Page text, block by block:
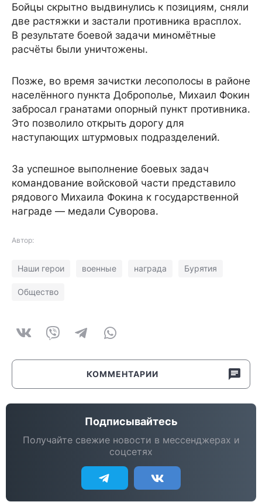
Бойцы скрытно выдвинулись к позициям, сняли
две растяжки и застали противника врасплох.
В результате боевой задачи миномётные
расчёты были уничтожены.
Позже, во время зачистки лесополосы в районе
населённого пункта Доброполье, Михаил Фокин
забросал гранатами опорный пункт противника.
Это позволило открыть дорогу для
наступающих штурмовых подразделений.
За успешное выполнение боевых задач
командование войсковой части представило
рядового Михаила Фокина к государственной
награде — медали Суворова.
Автор:
Наши герои военные награда Бурятия
Общество
КОММЕНТАРИИ
Подписывайтесь
Получайте свежие новости в мессенджерах и
соцсетях